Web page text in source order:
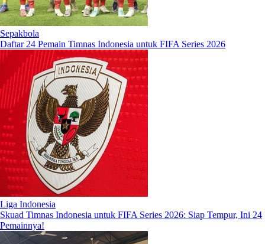
Sepakbola
Daftar 24 Pemain Timnas Indonesia untuk FIFA Series 2026
Liga Indonesia
Skuad Timnas Indonesia untuk FIFA Series 2026: Siap Tempur, Ini 24
Pemainnya!